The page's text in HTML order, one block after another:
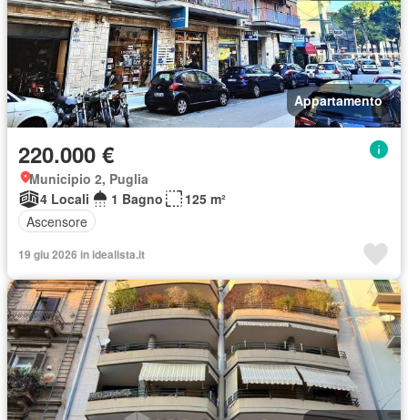
Appartamento
220.000 €
Municipio 2, Puglia
4 Locali
1 Bagno
125 m²
Ascensore
19 giu 2026 in idealista.it